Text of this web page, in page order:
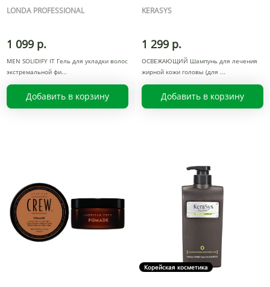
LONDA PROFESSIONAL
1 099 р.
MEN SOLIDIFY IT Гель для укладки волос
экстремальной фи
Добавить в корзину
KERASYS
1 299 р.
ОСВЕЖАЮЩИЙ Шампунь для лечения
жирной кожи головы (для
Добавить в корзину
Корейская косметика